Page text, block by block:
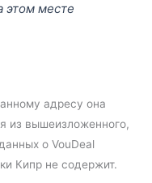
этом месте
адресу она
из вышеизложенного,
о VouDeal
Кипр не содержит.